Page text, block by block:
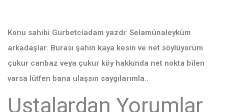
Konu sahibi Gurbetciadam yazdı: Selamünaleyküm
arkadaşlar. Burası şahin kaya kesin ve net söylüyorum
çukur canbaz veya çukur köy hakkında net nokta bilen
varsa lütfen bana ulaşsın saygılarımla..
Ustalardan Yorumlar